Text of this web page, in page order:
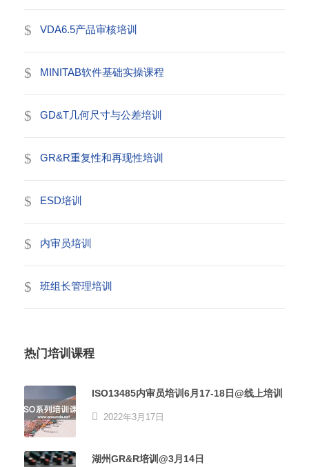
VDA6.5产品审核培训
MINITAB软件基础实操课程
GD&T几何尺寸与公差培训
GR&R重复性和再现性培训
ESD培训
内审员培训
班组长管理培训
热门培训课程
ISO13485内审员培训6月17-18日@线上培训
2022年3月17日
湖州GR&R培训@3月14日